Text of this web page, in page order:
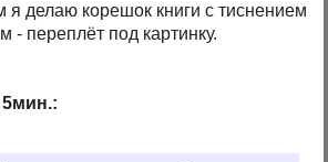
делаю корешок книги с тиснением
- переплёт под картинку.